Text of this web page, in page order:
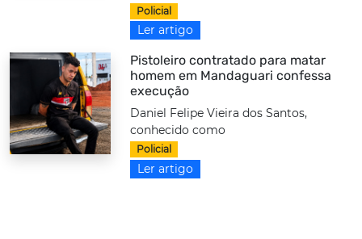
Policial
Ler artigo
Pistoleiro contratado para matar
homem em Mandaguari confessa
execução
Daniel Felipe Vieira dos Santos,
conhecido como
Policial
Ler artigo